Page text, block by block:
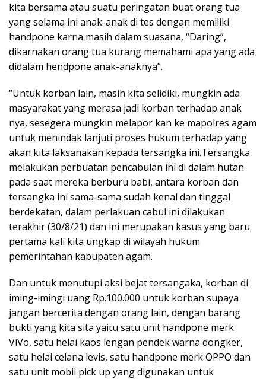
kita bersama atau suatu peringatan buat orang tua
yang selama ini anak-anak di tes dengan memiliki
handpone karna masih dalam suasana, “Daring”,
dikarnakan orang tua kurang memahami apa yang ada
didalam hendpone anak-anaknya”.
“Untuk korban lain, masih kita selidiki, mungkin ada
masyarakat yang merasa jadi korban terhadap anak
nya, sesegera mungkin melapor kan ke mapolres agam
untuk menindak lanjuti proses hukum terhadap yang
akan kita laksanakan kepada tersangka ini.Tersangka
melakukan perbuatan pencabulan ini di dalam hutan
pada saat mereka berburu babi, antara korban dan
tersangka ini sama-sama sudah kenal dan tinggal
berdekatan, dalam perlakuan cabul ini dilakukan
terakhir (30/8/21) dan ini merupakan kasus yang baru
pertama kali kita ungkap di wilayah hukum
pemerintahan kabupaten agam.
Dan untuk menutupi aksi bejat tersangaka, korban di
iming-imingi uang Rp.100.000 untuk korban supaya
jangan bercerita dengan orang lain, dengan barang
bukti yang kita sita yaitu satu unit handpone merk
ViVo, satu helai kaos lengan pendek warna dongker,
satu helai celana levis, satu handpone merk OPPO dan
satu unit mobil pick up yang digunakan untuk